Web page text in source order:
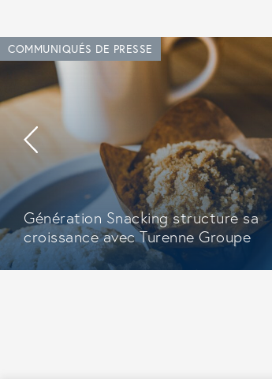
COMMUNIQUÉS DE PRESSE
Génération Snacking structure sa
croissance avec Turenne Groupe